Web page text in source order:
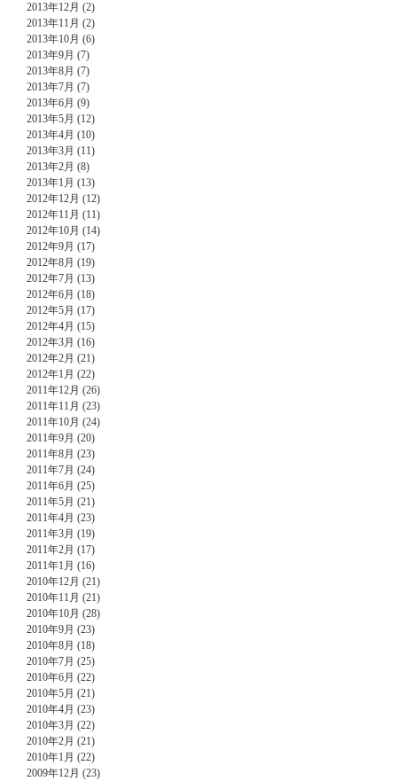
2013年12月 (2)
2013年11月 (2)
2013年10月 (6)
2013年9月 (7)
2013年8月 (7)
2013年7月 (7)
2013年6月 (9)
2013年5月 (12)
2013年4月 (10)
2013年3月 (11)
2013年2月 (8)
2013年1月 (13)
2012年12月 (12)
2012年11月 (11)
2012年10月 (14)
2012年9月 (17)
2012年8月 (19)
2012年7月 (13)
2012年6月 (18)
2012年5月 (17)
2012年4月 (15)
2012年3月 (16)
2012年2月 (21)
2012年1月 (22)
2011年12月 (26)
2011年11月 (23)
2011年10月 (24)
2011年9月 (20)
2011年8月 (23)
2011年7月 (24)
2011年6月 (25)
2011年5月 (21)
2011年4月 (23)
2011年3月 (19)
2011年2月 (17)
2011年1月 (16)
2010年12月 (21)
2010年11月 (21)
2010年10月 (28)
2010年9月 (23)
2010年8月 (18)
2010年7月 (25)
2010年6月 (22)
2010年5月 (21)
2010年4月 (23)
2010年3月 (22)
2010年2月 (21)
2010年1月 (22)
2009年12月 (23)